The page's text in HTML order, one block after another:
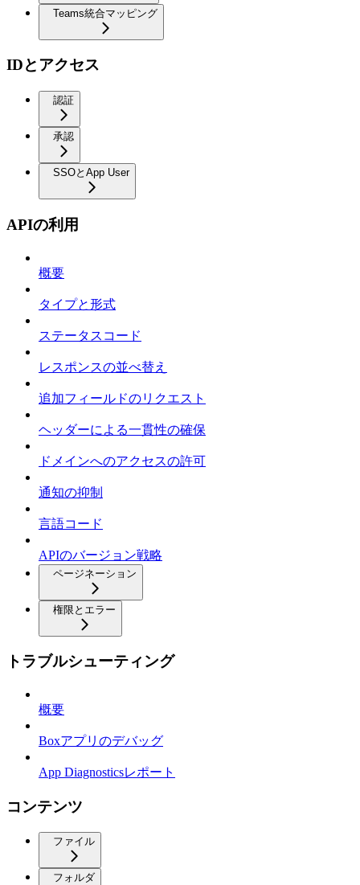
Teams統合マッピング
IDとアクセス
認証
承認
SSOとApp User
APIの利用
概要
タイプと形式
ステータスコード
レスポンスの並べ替え
追加フィールドのリクエスト
ヘッダーによる一貫性の確保
ドメインへのアクセスの許可
通知の抑制
言語コード
APIのバージョン戦略
ページネーション
権限とエラー
トラブルシューティング
概要
Boxアプリのデバッグ
App Diagnosticsレポート
コンテンツ
ファイル
フォルダ